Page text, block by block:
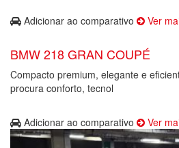
Adicionar ao comparativo Ver
BMW 218 GRAN COUPÉ
Compacto premium, elegante e
procura conforto, tecnol
Adicionar ao comparativo Ver